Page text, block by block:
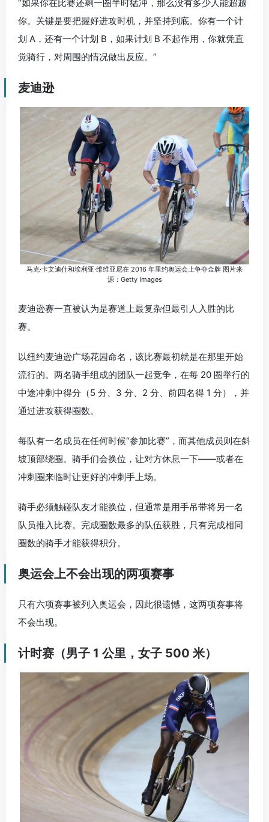
“如果你在比赛还剩一圈半时猛冲，那么没有多少人能超越
你。关键是要把握好进攻时机，并坚持到底。你有一个计
划 A，还有一个计划 B，如果计划 B 不起作用，你就凭直
觉骑行，对周围的情况做出反应。”
麦迪逊
马克·卡文迪什和埃利亚·维维亚尼在 2016 年里约奥运会上争夺金牌 图片来
源：Getty Images
麦迪逊赛一直被认为是赛道上最复杂但最引人入胜的比
赛。
以纽约麦迪逊广场花园命名，该比赛最初就是在那里开始
流行的。两名骑手组成的团队一起竞争，在每 20 圈举行的
中途冲刺中得分（5 分、3 分、2 分、前四名得 1 分），并
通过进攻获得圈数。
每队有一名成员在任何时候“参加比赛”，而其他成员则在斜
坡顶部绕圈。骑手们会换位，让对方休息一下——或者在
冲刺圈来临时让更好的冲刺手上场。
骑手必须触碰队友才能换位，但通常是用手吊带将另一名
队员推入比赛。完成圈数最多的队伍获胜，只有完成相同
圈数的骑手才能获得积分。
奥运会上不会出现的两项赛事
只有六项赛事被列入奥运会，因此很遗憾，这两项赛事将
不会出现。
计时赛（男子 1 公里，女子 500 米）